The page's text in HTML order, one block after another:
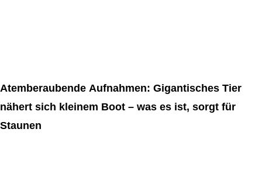
Atemberaubende Aufnahmen: Gigantisches Tier
nähert sich kleinem Boot – was es ist, sorgt für
Staunen